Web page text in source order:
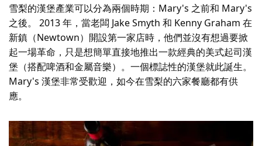
雪梨的漢堡產業可以分為兩個時期：Mary's 之前和 Mary's
之後。 2013 年，當老闆 Jake Smyth 和 Kenny Graham 在
新鎮（Newtown）開設第一家店時，他們並沒有想過要掀
起一場革命，只是想簡單直接地推出一款經典的美式起司漢
堡（搭配啤酒和金屬音樂）。一個標誌性的漢堡就此誕生。
Mary's 漢堡非常受歡迎，如今在雪梨的六家餐廳都有供
應。